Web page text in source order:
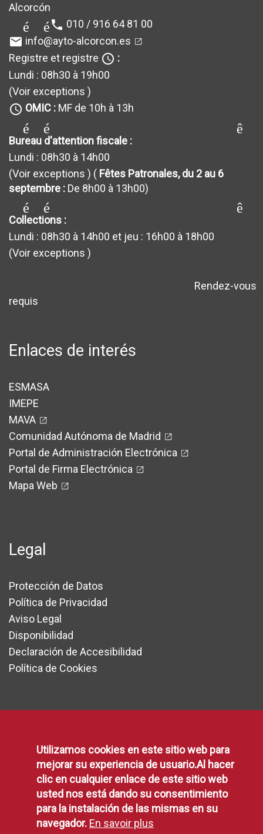
Alcorcón
téléphone 010 / 916 64 81 00
email info@ayto-alcorcon.es
Registre et registre query_builder :
Lundi : 08h30 à 19h00
(Voir exceptions )
query_builder OMIC : MF de 10h à 13h
générateur_de
Bureau d'attention fiscale :
Lundi : 08h30 à 14h00
(Voir exceptions ) ( Fêtes Patronales, du 2 au 6
septembre : De 8h00 à 13h00)
générateur_de
Collections :
Lundi : 08h30 à 14h00 et jeu : 16h00 à 18h00
(Voir exceptions )
Rendez-vous
requis
Enlaces de interés
ESMASA
IMEPE
MAVA
Comunidad Autónoma de Madrid
Portal de Administración Electrónica
Portal de Firma Electrónica
Mapa Web
Legal
Protección de Datos
Política de Privacidad
Aviso Legal
Disponibilidad
Declaración de Accesibilidad
Política de Cookies
Utilizamos cookies en este sitio web para
mejorar su experiencia de usuario.Al hacer
clic en cualquier enlace de este sitio web
usted nos está dando su consentimiento
para la instalación de las mismas en su
navegador. En savoir plus